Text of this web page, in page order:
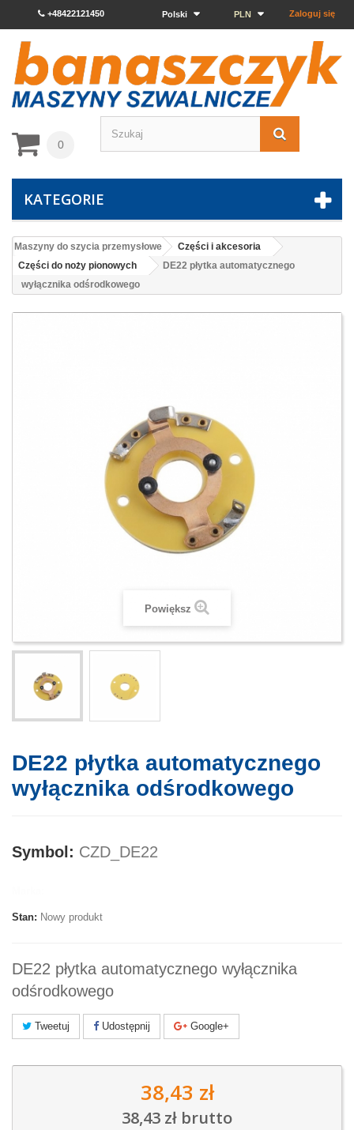
Zaloguj się
PLN
Polski
+48422121450
0
KATEGORIE
Maszyny do szycia przemysłowe
Części i akcesoria
Części do noży pionowych
DE22 płytka automatycznego
wyłącznika odśrodkowego
Powiększ
DE22 płytka automatycznego
wyłącznika odśrodkowego
Symbol: CZD_DE22
Stan: Nowy produkt
DE22 płytka automatycznego wyłącznika
odśrodkowego
Tweetuj Udostępnij Google+
38,43 zł
38,43 zł brutto